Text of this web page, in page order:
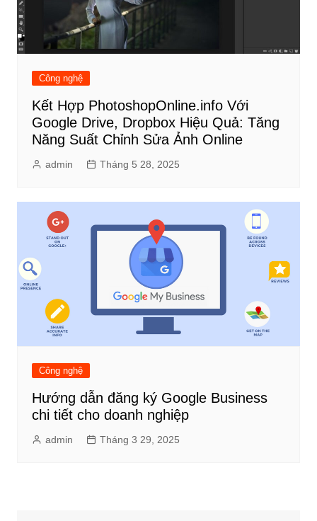
Công nghệ
Kết Hợp PhotoshopOnline.info Với
Google Drive, Dropbox Hiệu Quả: Tăng
Năng Suất Chỉnh Sửa Ảnh Online
admin Tháng 5 28, 2025
Công nghệ
Hướng dẫn đăng ký Google Business
chi tiết cho doanh nghiệp
admin Tháng 3 29, 2025